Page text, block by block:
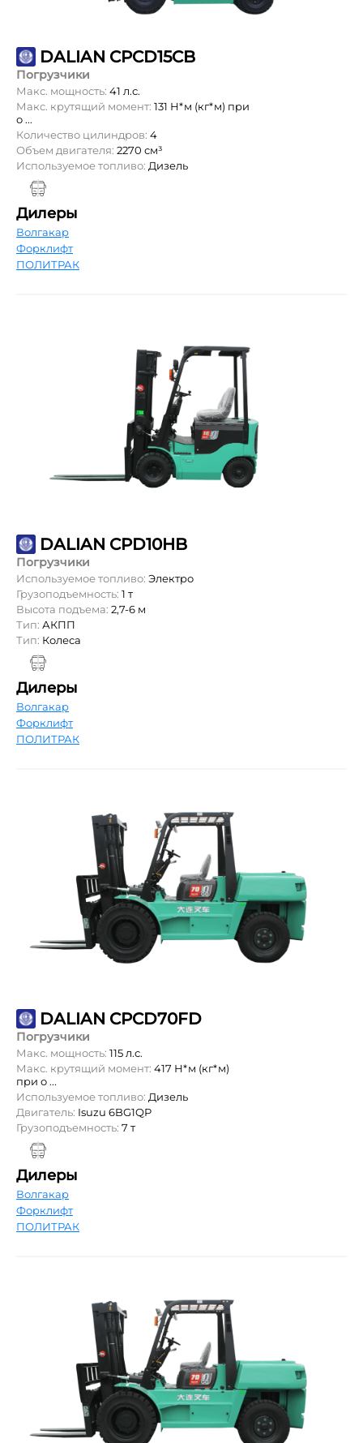
DALIAN CPCD15CB
Погрузчики
Макс. мощность: 41 л.с.
Макс. крутящий момент: 131 Н*м (кг*м) при
о ...
Количество цилиндров: 4
Объем двигателя: 2270 см³
Используемое топливо: Дизель
Дилеры
Волгакар
Форклифт
ПОЛИТРАК
DALIAN CPD10HB
Погрузчики
Используемое топливо: Электро
Грузоподъемность: 1 т
Высота подъема: 2,7-6 м
Тип: АКПП
Тип: Колеса
Дилеры
Волгакар
Форклифт
ПОЛИТРАК
DALIAN CPCD70FD
Погрузчики
Макс. мощность: 115 л.с.
Макс. крутящий момент: 417 Н*м (кг*м)
при о ...
Используемое топливо: Дизель
Двигатель: Isuzu 6BG1QP
Грузоподъемность: 7 т
Дилеры
Волгакар
Форклифт
ПОЛИТРАК